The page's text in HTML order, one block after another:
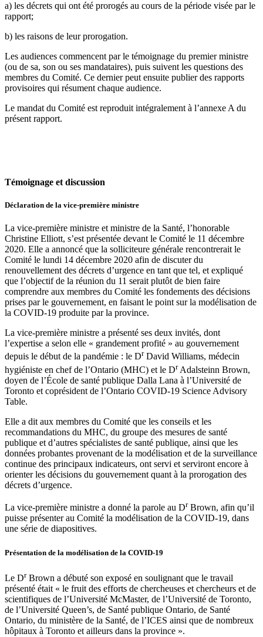
a) les décrets qui ont été prorogés au cours de la période visée par le
rapport;
b) les raisons de leur prorogation.
Les audiences commencent par le témoignage du premier ministre
(ou de sa, son ou ses mandataires), puis suivent les questions des
membres du Comité. Ce dernier peut ensuite publier des rapports
provisoires qui résument chaque audience.
Le mandat du Comité est reproduit intégralement à l’annexe A du
présent rapport.
Témoignage et discussion
Déclaration de la vice-première ministre
La vice-première ministre et ministre de la Santé, l’honorable
Christine Elliott, s’est présentée devant le Comité le 11 décembre
2020. Elle a annoncé que la solliciteure générale rencontrerait le
Comité le lundi 14 décembre 2020 afin de discuter du
renouvellement des décrets d’urgence en tant que tel, et expliqué
que l’objectif de la réunion du 11 serait plutôt de bien faire
comprendre aux membres du Comité les fondements des décisions
prises par le gouvernement, en faisant le point sur la modélisation de
la COVID-19 produite par la province.
La vice-première ministre a présenté ses deux invités, dont
l’expertise a selon elle « grandement profité » au gouvernement
depuis le début de la pandémie : le DrDavid Williams, médecin
hygiéniste en chef de l’Ontario (MHC) et le Dr Adalsteinn Brown,
doyen de l’École de santé publique Dalla Lana à l’Université de
Toronto et coprésident de l’Ontario COVID‑19 Science Advisory
Table.
Elle a dit aux membres du Comité que les conseils et les
recommandations du MHC, du groupe des mesures de santé
publique et d’autres spécialistes de santé publique, ainsi que les
données probantes provenant de la modélisation et de la surveillance
continue des principaux indicateurs, ont servi et serviront encore à
orienter les décisions du gouvernement quant à la prorogation des
décrets d’urgence.
La vice-première ministre a donné la parole au DrBrown, afin qu’il
puisse présenter au Comité la modélisation de la COVID-19, dans
une série de diapositives.
Présentation de la modélisation de la COVID-19
Le DrBrown a débuté son exposé en soulignant que le travail
présenté était « le fruit des efforts de chercheuses et chercheurs et de
scientifiques de l’Université McMaster, de l’Université de Toronto,
de l’Université Queen’s, de Santé publique Ontario, de Santé
Ontario, du ministère de la Santé, de l’ICES ainsi que de nombreux
hôpitaux à Toronto et ailleurs dans la province ».